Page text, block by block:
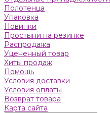
Полотенца
Упаковка
Новинки
Простыни на резинке
Распродажа
Уцененный товар
Хиты продаж
Помощь
Условия доставки
Условия оплаты
Возврат товара
Карта сайта